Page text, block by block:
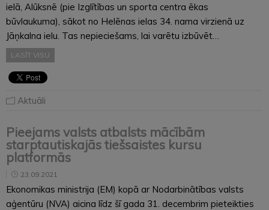
ielā, Alūksnē (pie Izglītības un sporta centra ēkas
būvlaukuma), sākot no Helēnas ielas 34. nama virzienā uz
Jāņkalna ielu. Tas nepieciešams, lai varētu izbūvēt…
LASĪT VISU
Aktuāli
Pieejams valsts atbalsts mācībām
starptautiskajās tiešsaistes kursu
platformās
23.09.2021
Ekonomikas ministrija (EM) kopā ar Nodarbinātības valsts
aģentūru (NVA) aicina līdz šī gada 31. decembrim pieteikties